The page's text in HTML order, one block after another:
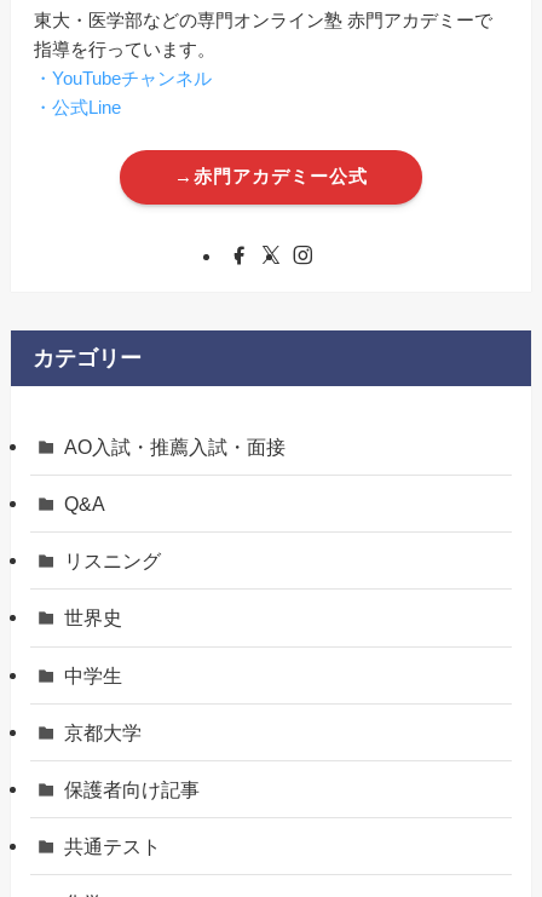
東大・医学部などの専門オンライン塾 赤門アカデミーで
指導を行っています。
・YouTubeチャンネル
・公式Line
→赤門アカデミー公式
カテゴリー
AO入試・推薦入試・面接
Q&A
リスニング
世界史
中学生
京都大学
保護者向け記事
共通テスト